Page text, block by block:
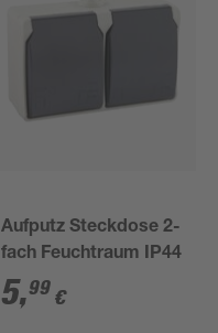
Aufputz Steckdose 2-
fach Feuchtraum IP44
5,99 €